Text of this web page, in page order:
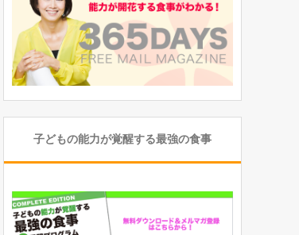
子どもの能力が覚醒する最強の食事